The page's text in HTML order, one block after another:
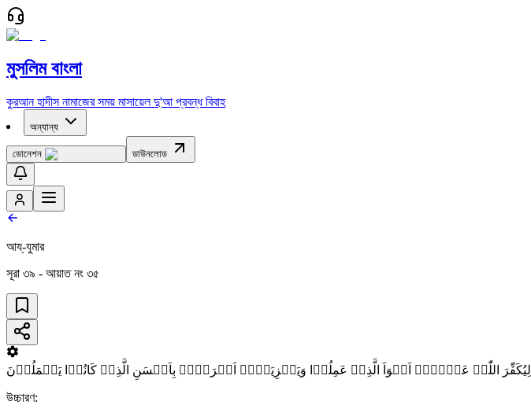
মুসলিম বাংলা
কুরআন হাদীস নামাজের সময় মাসায়েল দু'আ প্রবন্ধ বিবাহ
অন্যান্য
ডোনেশন ডাউনলোড
আয্‌-যুমার
সূরা ৩৯ - আয়াত নং ৩৫
لِیُکَفِّرَ اللّٰہُ عَنۡہُمۡ اَسۡوَاَ الَّذِیۡ عَمِلُوۡا وَیَجۡزِیَہُمۡ اَجۡرَہُمۡ بِاَحۡسَنِ الَّذِیۡ کَانُوۡا یَعۡمَلُوۡنَ
উচ্চারণ: